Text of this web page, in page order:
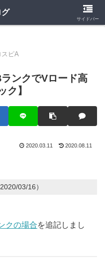
グ プロスピA
スピA
ンクでVロード高
ク】
2020.03.11 2020.08.11
2020/03/16）
クの場合を追記しまし
グ
サイドバー